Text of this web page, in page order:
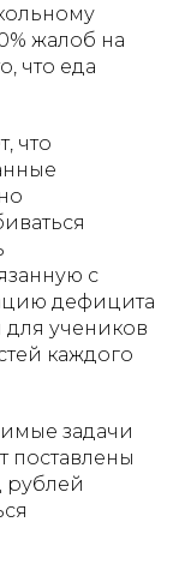
жалоб на
что еда
что
с
дефицита
учеников
каждого
задачи
поставлены
рублей